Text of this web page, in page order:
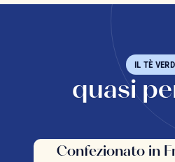
IL TÈ
quasi
Confezionato in